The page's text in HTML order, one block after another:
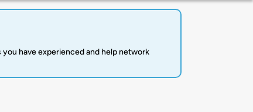
have experienced and help network